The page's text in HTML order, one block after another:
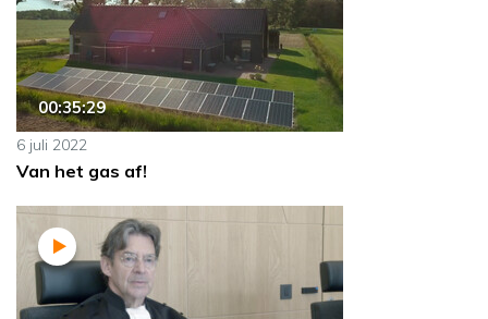
00:35:29
6 juli 2022
Van het gas af!